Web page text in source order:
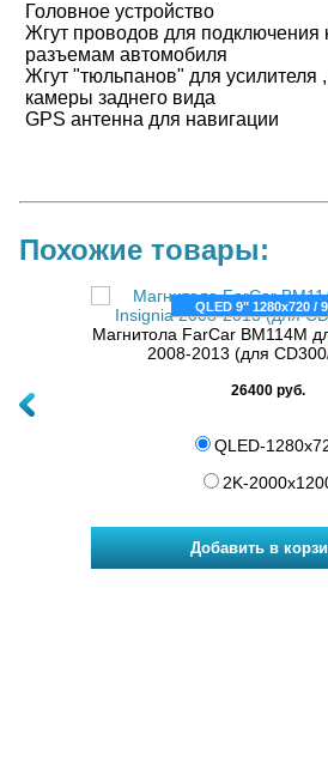
Головное устройство
Жгут проводов для подключения
разъемам автомобиля
Жгут "тюльпанов" для усилителя
камеры заднего вида
GPS антенна для навигации
Похожие товары:
DSP
QLED 9" 1280x720 /
Магнитола FarCar BM114M
2008-2013 (для CD300/
26400 руб.
QLED-
2K-